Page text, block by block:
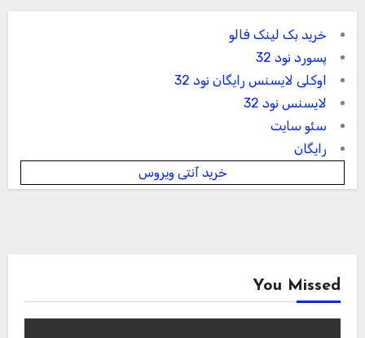
خرید بک لینک فالو
پسورد نود 32
اوکلی لایسنس رایگان نود 32
لایسنس نود 32
سئو سایت
رایگان
خرید آنتی ویروس
You Missed